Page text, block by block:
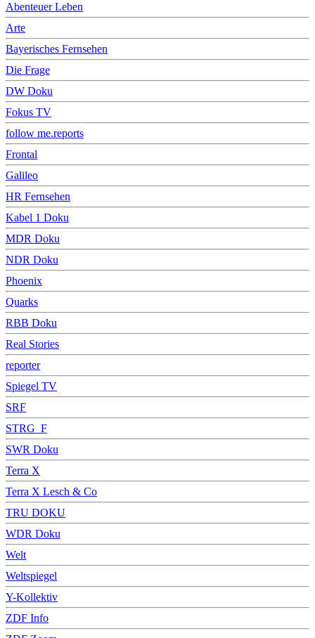
Abenteuer Leben
Arte
Bayerisches Fernsehen
Die Frage
DW Doku
Fokus TV
follow me.reports
Frontal
Galileo
HR Fernsehen
Kabel 1 Doku
MDR Doku
NDR Doku
Phoenix
Quarks
RBB Doku
Real Stories
reporter
Spiegel TV
SRF
STRG_F
SWR Doku
Terra X
Terra X Lesch & Co
TRU DOKU
WDR Doku
Welt
Weltspiegel
Y-Kollektiv
ZDF Info